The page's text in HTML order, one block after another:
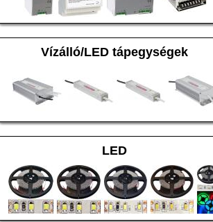
Vízálló/LED tápegységek
LED